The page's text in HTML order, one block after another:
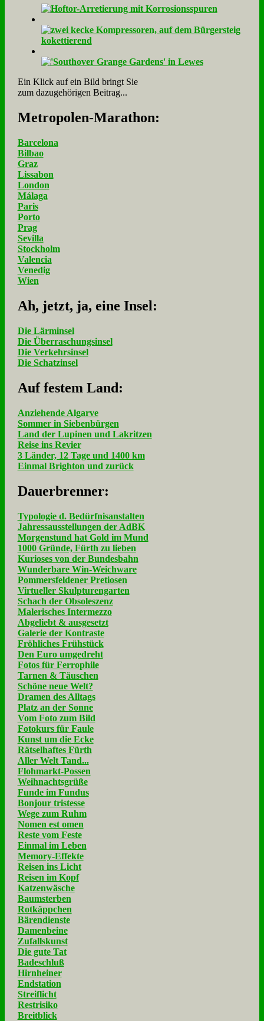
Ein Klick auf ein Bild bringt Sie
zum dazugehörigen Beitrag...
Me­tro­po­len-Ma­ra­thon:
Barcelona
Bilbao
Graz
Lissabon
London
Málaga
Paris
Porto
Prag
Sevilla
Stockholm
Valencia
Venedig
Wien
Ah, jetzt, ja, ei­ne In­sel:
Die Lärminsel
Die Überraschungsinsel
Die Verkehrsinsel
Die Schatzinsel
Auf fe­stem Land:
Anziehende Algarve
Sommer in Siebenbürgen
Land der Lupinen und Lakritzen
Reise ins Revier
3 Länder, 12 Tage und 1400 km
Einmal Brighton und zurück
Dau­er­bren­ner:
Typologie d. Bedürfnisanstalten
Jahressausstellungen der AdBK
Morgenstund hat Gold im Mund
1000 Gründe, Fürth zu lieben
Kurioses von der Bundesbahn
Wunderbare Win-Weichware
Pommersfeldener Pretiosen
Virtueller Skulpturengarten
Schach der Obsoleszenz
Malerisches Intermezzo
Abgeliebt & ausgesetzt
Galerie der Kontraste
Fröhliches Frühstück
Den Euro umgedreht
Fotos für Ferrophile
Tarnen & Täuschen
Schöne neue Welt?
Dramen des Alltags
Platz an der Sonne
Vom Foto zum Bild
Fotokurs für Faule
Kunst um die Ecke
Rätselhaftes Fürth
Aller Welt Tand...
Flohmarkt-Possen
Weihnachtsgrüße
Funde im Fundus
Bonjour tristesse
Wege zum Ruhm
Nomen est omen
Reste vom Feste
Einmal im Leben
Memory-Effekte
Reisen ins Licht
Reisen im Kopf
Katzenwäsche
Baumsterben
Rotkäppchen
Bärendienste
Damenbeine
Zufallskunst
Die gute Tat
Badeschluß
Hirnheiner
Endstation
Streiflicht
Restrisiko
Breitblick